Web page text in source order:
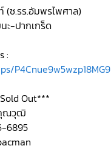
(ซ.รร.อัมพรไพศาล)
ะ-ปากเกร็ด
:
P4Cnue9w5wzp18MG9
Out***
ณวุฒิ
6895